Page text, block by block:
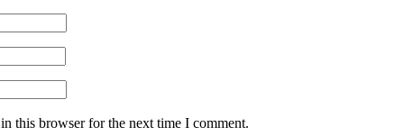
this browser for the next time I comment.